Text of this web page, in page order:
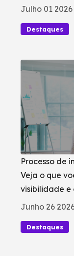
Julho 01 2026
Destaques
Processo de
Veja o que
visibilidade e
Junho 26
Destaques